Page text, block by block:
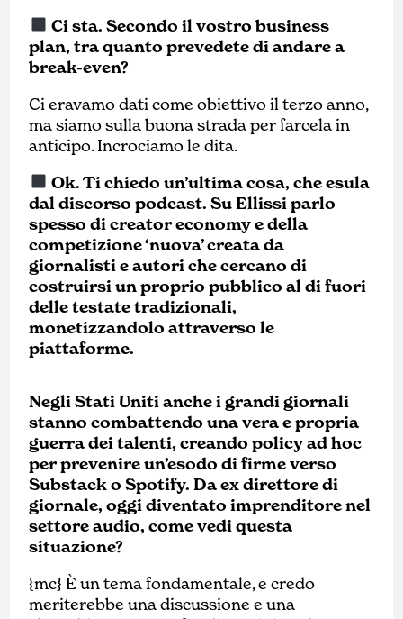
Ci sta. Secondo il vostro business
plan, tra quanto prevedete di andare a
break-even?
Ci eravamo dati come obiettivo il terzo anno,
ma siamo sulla buona strada per farcela in
anticipo. Incrociamo le dita.
Ok. Ti chiedo un’ultima cosa, che esula
dal discorso podcast. Su Ellissi parlo
spesso di creator economy e della
competizione ‘nuova’ creata da
giornalisti e autori che cercano di
costruirsi un proprio pubblico al di fuori
delle testate tradizionali,
monetizzandolo attraverso le
piattaforme.
Negli Stati Uniti anche i grandi giornali
stanno combattendo una vera e propria
guerra dei talenti, creando policy ad hoc
per prevenire un’esodo di firme verso
Substack o Spotify. Da ex direttore di
giornale, oggi diventato imprenditore nel
settore audio, come vedi questa
situazione?
{mc} È un tema fondamentale, e credo
meriterebbe una discussione e una